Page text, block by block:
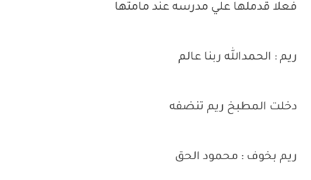
فعلا قدملها علي مدرسه عند مامتها
ريم : الحمدالله ربنا عالم
دخلت المطبخ ريم تنضفه
ريم بخوف : محمود الحق